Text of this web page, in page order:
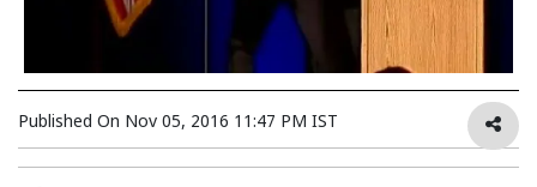
Published On Nov 05, 2016 11:47 PM IST